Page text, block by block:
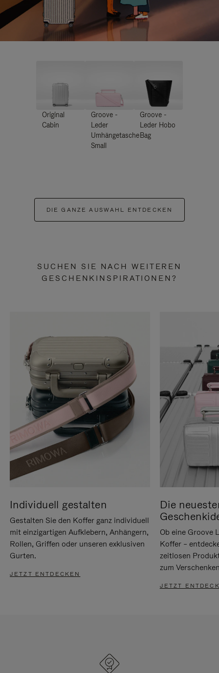
Original
Cabin
Groove -
Leder
Umhängetasche
Small
Groove -
Leder Hobo
Bag
DIE GANZE AUSWAHL ENTDECKEN
SUCHEN SIE NACH WEITEREN
GESCHENKINSPIRATIONEN?
Individuell gestalten
Gestalten Sie den Koffer ganz individuell
mit einzigartigen Aufklebern, Anhängern,
Rollen, Griffen oder unseren exklusiven
Gurten.
JETZT ENTDECKEN
Die
Ob eine Groove
Koffer –
zeitlosen
zum
JETZT